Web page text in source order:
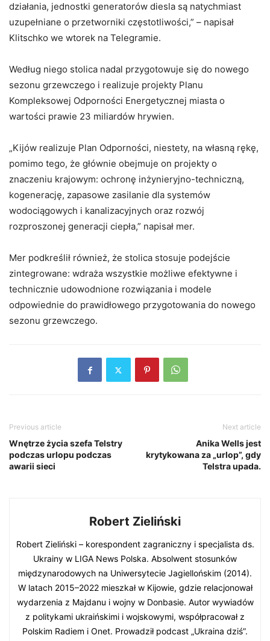
działania, jednostki generatorów diesla są natychmiast
uzupełniane o przetworniki częstotliwości,” – napisał
Klitschko we wtorek na Telegramie.
Według niego stolica nadal przygotowuje się do nowego
sezonu grzewczego i realizuje projekty Planu
Kompleksowej Odporności Energetycznej miasta o
wartości prawie 23 miliardów hrywien.
„Kijów realizuje Plan Odporności, niestety, na własną rękę,
pomimo tego, że głównie obejmuje on projekty o
znaczeniu krajowym: ochronę inżynieryjno-techniczną,
kogenerację, zapasowe zasilanie dla systemów
wodociągowych i kanalizacyjnych oraz rozwój
rozproszonej generacji ciepła,” napisał mer.
Mer podkreślił również, że stolica stosuje podejście
zintegrowane: wdraża wszystkie możliwe efektywne i
technicznie udowodnione rozwiązania i modele
odpowiednie do prawidłowego przygotowania do nowego
sezonu grzewczego.
Previous article
Wnętrze życia szefa Telstry
podczas urlopu podczas
awarii sieci
Next article
Anika Wells jest
krytykowana za „urlop”, gdy
Telstra upada.
Robert Zieliński
Robert Zieliński – korespondent zagraniczny i specjalista ds.
Ukrainy w LIGA News Polska. Absolwent stosunków
międzynarodowych na Uniwersytecie Jagiellońskim (2014).
W latach 2015–2022 mieszkał w Kijowie, gdzie relacjonował
wydarzenia z Majdanu i wojny w Donbasie. Autor wywiadów
z politykami ukraińskimi i wojskowymi, współpracował z
Polskim Radiem i Onet. Prowadził podcast „Ukraina dziś”.